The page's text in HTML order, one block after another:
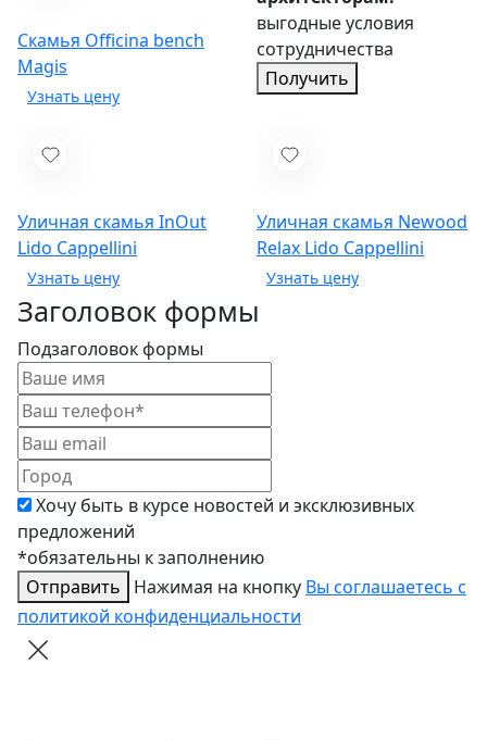
Cкамья Officina bench
Magis
выгодные условия
сотрудничества
Получить
Уличная скамья InOut
Lido Cappellini
Уличная скамья Newood
Relax Lido Cappellini
Заголовок формы
Подзаголовок формы
Хочу быть в курсе новостей и эксклюзивных
предложений
*обязательны к заполнению
Отправить
Нажимая на кнопку Вы соглашаетесь с
политикой конфиденциальности